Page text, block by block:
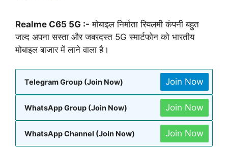
Realme C65 5G :- मोबाइल निर्माता रियलमी कंपनी बहुत
जल्द अपना सस्ता और जबरदस्त 5G स्मार्टफोन को भारतीय
मोबाइल बाजार में लाने वाला है।
Telegram Group (Join Now) Join Now
WhatsApp Group (Join Now) Join Now
WhatsApp Channel (Join Now) Join Now